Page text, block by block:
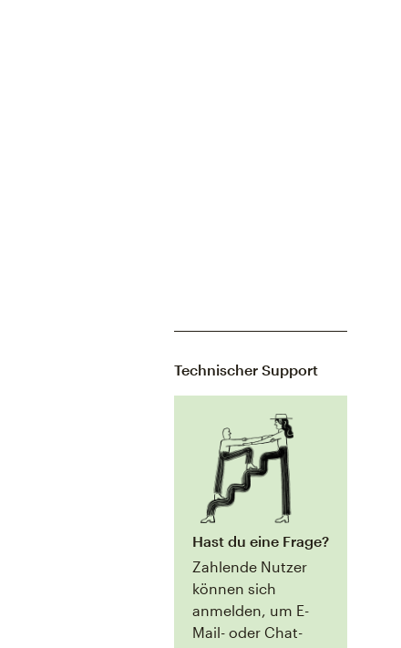
Technischer Support
Hast du eine Frage?
Zahlende Nutzer
können sich
anmelden, um E-
Mail- oder Chat-